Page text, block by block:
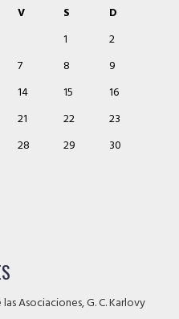
V S
D
1
2
7 8
9
14 15
16
21 22
23
28 29
30
Asociaciones, G. C. Karlovy